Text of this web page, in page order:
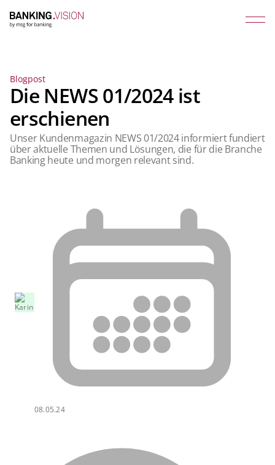
Blogpost
Die NEWS 01/2024 ist
erschienen
Unser Kundenmagazin NEWS 01/2024 informiert fundiert
über aktuelle Themen und Lösungen, die für die Branche
Banking heute und morgen relevant sind.
08.05.24